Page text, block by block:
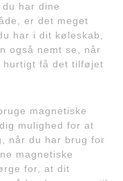
har dine
er det meget
har i dit køleskab,
også nemt se, når
hurtigt få det tilføjet
magnetiske
mulighed for at
når du har brug for
magnetiske
for, at dit